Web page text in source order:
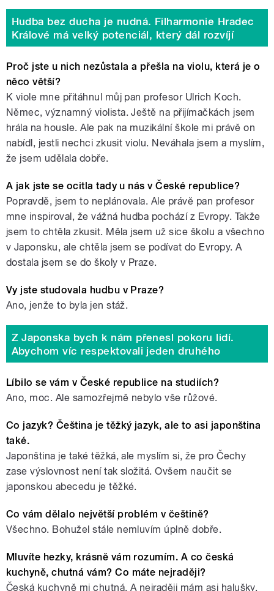
Hudba bez ducha je nudná. Filharmonie Hradec
Králové má velký potenciál, který dál rozvíjí
Proč jste u nich nezůstala a přešla na violu, která je o
něco větší?
K viole mne přitáhnul můj pan profesor Ulrich Koch.
Němec, významný violista. Ještě na přijímačkách jsem
hrála na housle. Ale pak na muzikální škole mi právě on
nabídl, jestli nechci zkusit violu. Neváhala jsem a myslím,
že jsem udělala dobře.
A jak jste se ocitla tady u nás v České republice?
Popravdě, jsem to neplánovala. Ale právě pan profesor
mne inspiroval, že vážná hudba pochází z Evropy. Takže
jsem to chtěla zkusit. Měla jsem už sice školu a všechno
v Japonsku, ale chtěla jsem se podívat do Evropy. A
dostala jsem se do školy v Praze.
Vy jste studovala hudbu v Praze?
Ano, jenže to byla jen stáž.
Z Japonska bych k nám přenesl pokoru lidí.
Abychom víc respektovali jeden druhého
Líbilo se vám v České republice na studiích?
Ano, moc. Ale samozřejmě nebylo vše růžové.
Co jazyk? Čeština je těžký jazyk, ale to asi japonština
také.
Japonština je také těžká, ale myslím si, že pro Čechy
zase výslovnost není tak složitá. Ovšem naučit se
japonskou abecedu je těžké.
Co vám dělalo největší problém v češtině?
Všechno. Bohužel stále nemluvím úplně dobře.
Mluvíte hezky, krásně vám rozumím. A co česká
kuchyně, chutná vám? Co máte nejraději?
Česká kuchyně mi chutná. A nejraději mám asi halušky.